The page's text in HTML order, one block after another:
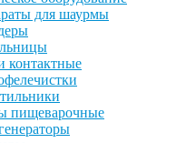
для шаурмы
контактные
пищеварочные